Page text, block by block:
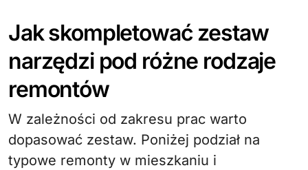
Jak skompletować zestaw
narzędzi pod różne rodzaje
remontów
W zależności od zakresu prac warto
dopasować zestaw. Poniżej podział na
typowe remonty w mieszkaniu i